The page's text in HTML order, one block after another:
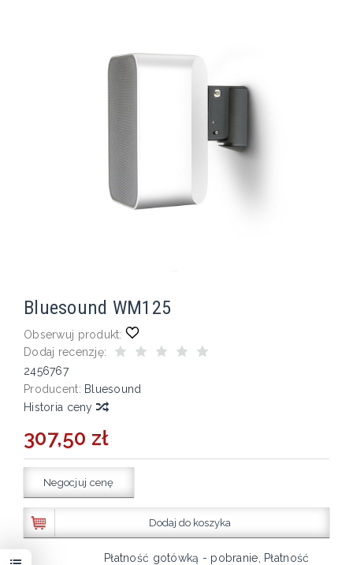
Bluesound WM125
Obserwuj produkt:
Dodaj recenzję:
2456767
Producent: Bluesound
Historia ceny
307,50 zł
Negocjuj cenę
Dodaj do koszyka
Płatność gotówką - pobranie, Płatność